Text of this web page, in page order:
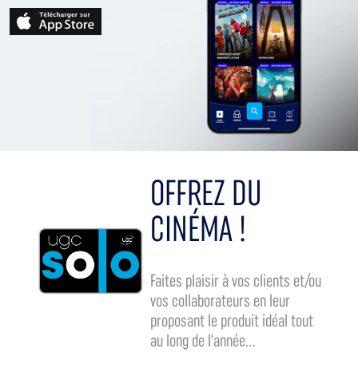
OFFREZ DU
CINÉMA !
Faites plaisir à vos clients et/ou
vos collaborateurs en leur
proposant le produit idéal tout
au long de l'année...